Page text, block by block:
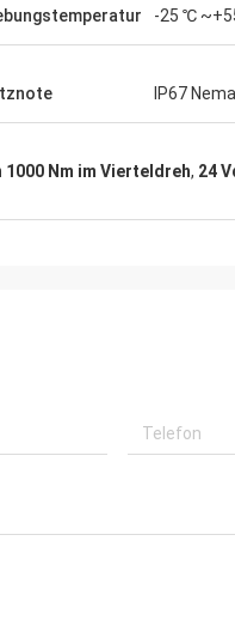
China
zentralen
kontinuierlich
und sehr
-25 ℃
IP67
Nm im Vierteldreh, 24